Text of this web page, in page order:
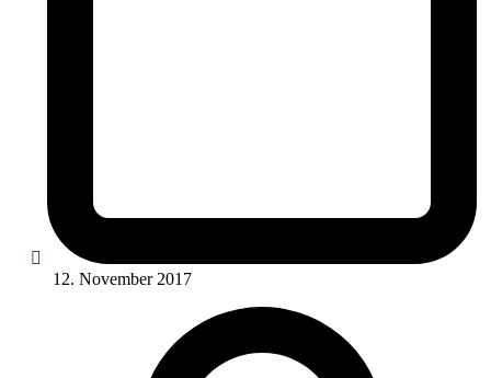
12. November 2017